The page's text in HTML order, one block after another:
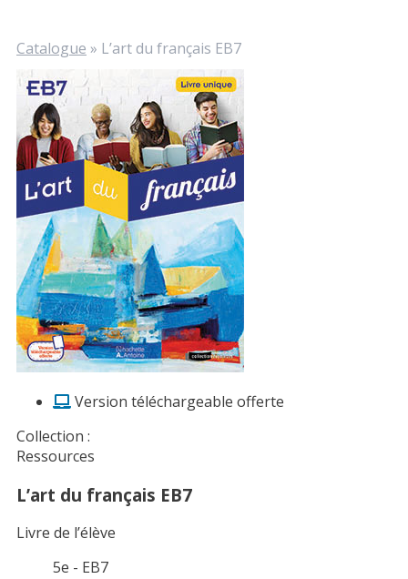
Catalogue » L’art du français EB7
Version téléchargeable offerte
Collection :
Ressources
L’art du français EB7
Livre de l’élève
5e - EB7